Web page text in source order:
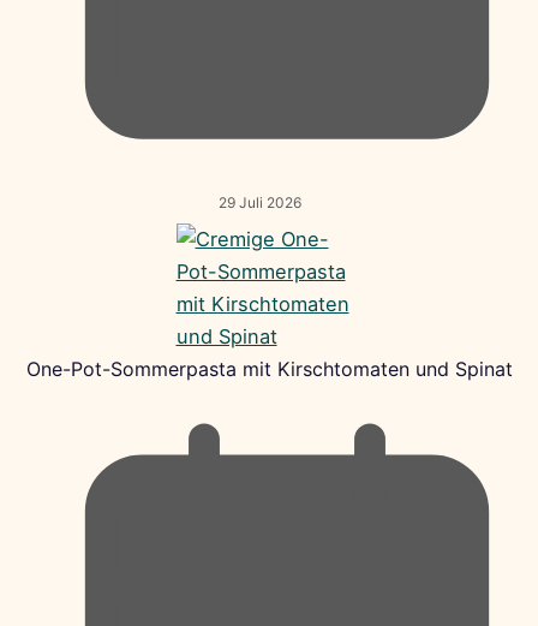
29 Juli 2026
One-Pot-Sommerpasta mit Kirschtomaten und Spinat